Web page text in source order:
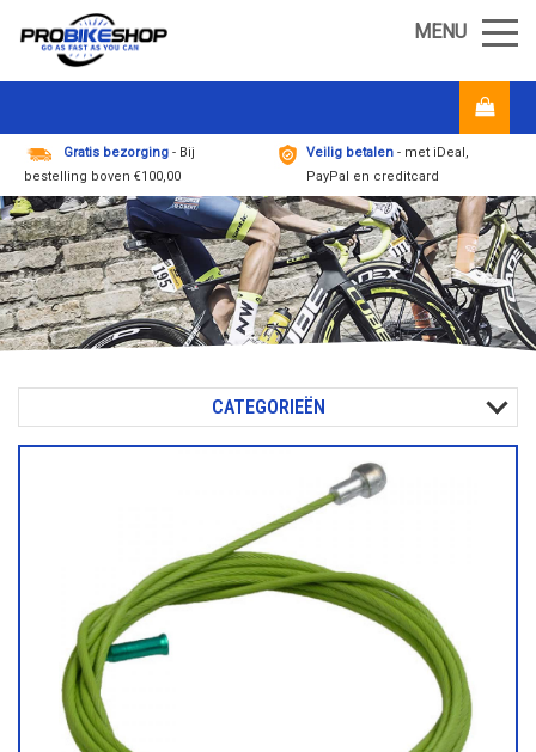
MENU
Gratis bezorging - Bij
bestelling boven €100,00
Veilig betalen - met iDeal,
PayPal en creditcard
CATEGORIEËN